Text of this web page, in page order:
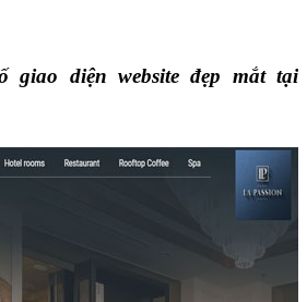
giao diện website đẹp mắt tại